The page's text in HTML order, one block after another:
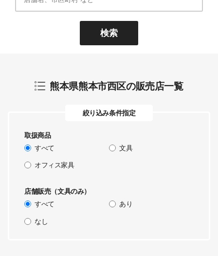
検索
熊本県熊本市西区の販売店一覧
絞り込み条件指定
取扱商品
すべて
文具
オフィス家具
店舗販売（文具のみ）
すべて
あり
なし